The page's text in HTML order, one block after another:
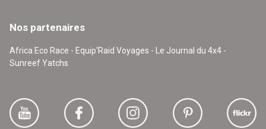
Nos partenaires
Africa Eco Race - Equip'Raid Voyages - Le Journal du 4x4 -
Sunreef Yatchs